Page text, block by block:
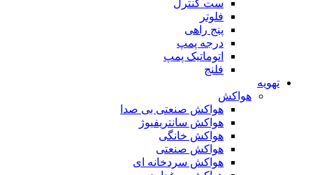
ست کنترل
فلوتر
پنج راهی
درجه پمپ
اتوماتیک پمپ
فلنج
تهویه
هواکش
هواکش صنعتی بی صدا
هواکش سانتریفیوژ
هواکش خانگی
هواکش صنعتی
هواکش سردخانه ای